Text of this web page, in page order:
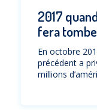
2017
fera
En octobre
précédent a
millions